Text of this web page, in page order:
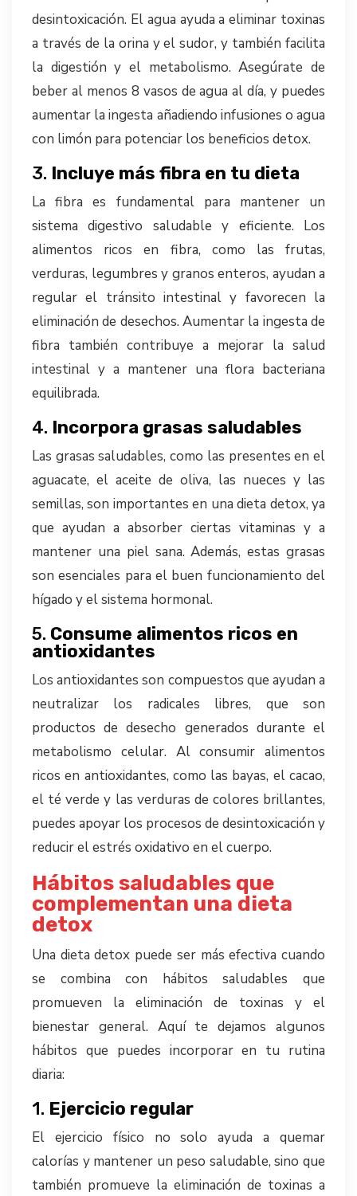
desintoxicación. El agua ayuda a eliminar toxinas
a través de la orina y el sudor, y también facilita
la digestión y el metabolismo. Asegúrate de
beber al menos 8 vasos de agua al día, y puedes
aumentar la ingesta añadiendo infusiones o agua
con limón para potenciar los beneficios detox.
3. Incluye más fibra en tu dieta
La fibra es fundamental para mantener un
sistema digestivo saludable y eficiente. Los
alimentos ricos en fibra, como las frutas,
verduras, legumbres y granos enteros, ayudan a
regular el tránsito intestinal y favorecen la
eliminación de desechos. Aumentar la ingesta de
fibra también contribuye a mejorar la salud
intestinal y a mantener una flora bacteriana
equilibrada.
4. Incorpora grasas saludables
Las grasas saludables, como las presentes en el
aguacate, el aceite de oliva, las nueces y las
semillas, son importantes en una dieta detox, ya
que ayudan a absorber ciertas vitaminas y a
mantener una piel sana. Además, estas grasas
son esenciales para el buen funcionamiento del
hígado y el sistema hormonal.
5. Consume alimentos ricos en
antioxidantes
Los antioxidantes son compuestos que ayudan a
neutralizar los radicales libres, que son
productos de desecho generados durante el
metabolismo celular. Al consumir alimentos
ricos en antioxidantes, como las bayas, el cacao,
el té verde y las verduras de colores brillantes,
puedes apoyar los procesos de desintoxicación y
reducir el estrés oxidativo en el cuerpo.
Hábitos saludables que
complementan una dieta
detox
Una dieta detox puede ser más efectiva cuando
se combina con hábitos saludables que
promueven la eliminación de toxinas y el
bienestar general. Aquí te dejamos algunos
hábitos que puedes incorporar en tu rutina
diaria:
1. Ejercicio regular
El ejercicio físico no solo ayuda a quemar
calorías y mantener un peso saludable, sino que
también promueve la eliminación de toxinas a